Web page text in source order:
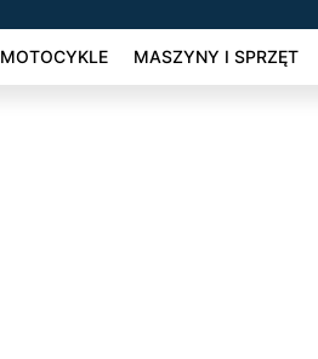
MOTOCYKLE MASZYNY I SPRZĘT